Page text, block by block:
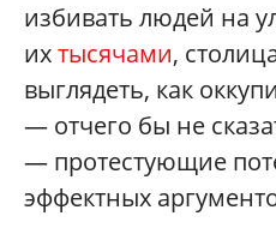
избивать людей на
ихтысячами,
выглядеть, как
— отчего бы не
— протестующие
эффектных